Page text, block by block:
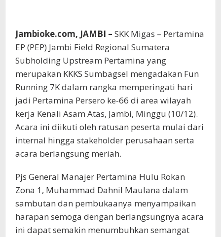
Jambioke.com, JAMBI – SKK Migas – Pertamina
EP (PEP) Jambi Field Regional Sumatera
Subholding Upstream Pertamina yang
merupakan KKKS Sumbagsel mengadakan Fun
Running 7K dalam rangka memperingati hari
jadi Pertamina Persero ke-66 di area wilayah
kerja Kenali Asam Atas, Jambi, Minggu (10/12).
Acara ini diikuti oleh ratusan peserta mulai dari
internal hingga stakeholder perusahaan serta
acara berlangsung meriah.
Pjs General Manajer Pertamina Hulu Rokan
Zona 1, Muhammad Dahnil Maulana dalam
sambutan dan pembukaanya menyampaikan
harapan semoga dengan berlangsungnya acara
ini dapat semakin menumbuhkan semangat